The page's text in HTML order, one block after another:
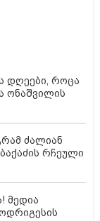
დღეები, როცა
ონაშვილის
ძალიან
რჩეული
მედია